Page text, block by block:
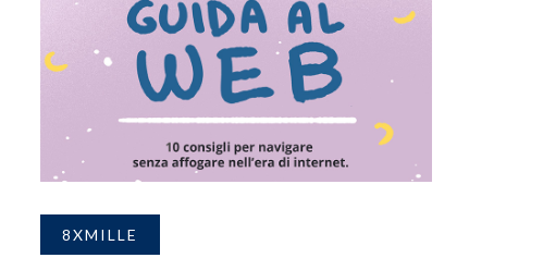
8XMILLE